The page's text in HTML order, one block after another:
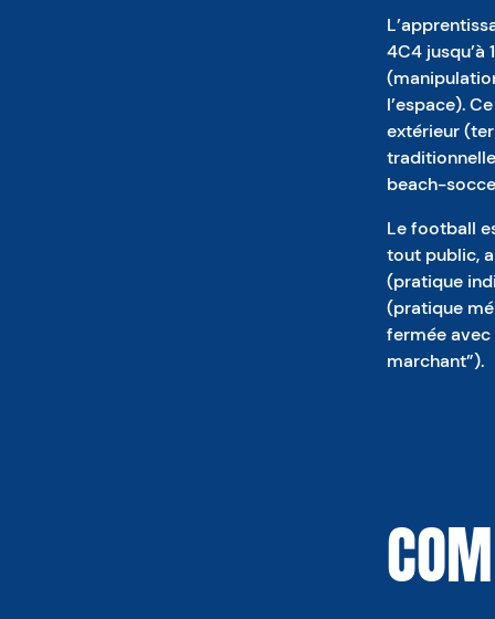
4C4 jusqu’à
l’espace).
extérieur
beach-
Le football
tout public,
(pratique
(pratique
fermée avec
marchant”).